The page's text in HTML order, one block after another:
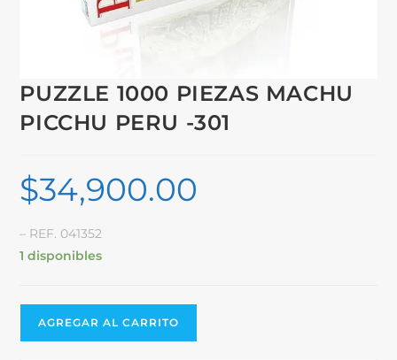
PUZZLE 1000 PIEZAS MACHU
PICCHU PERU -301
$34,900.00
– REF. 041352
1 disponibles
AGREGAR AL CARRITO